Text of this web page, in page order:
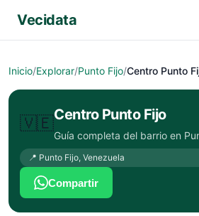
Vecidata
Inicio/Explorar/Punto Fijo/Centro Punto
🇻🇪Centro Punto Fijo
Guía completa del barrio en
📍 Punto Fijo, Venezuela
Compartir